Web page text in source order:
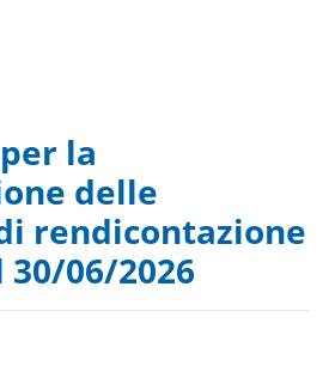
la
delle
rendicontazione
06/2026